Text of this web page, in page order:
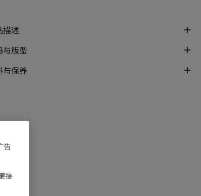
描述
与版型
与保养
告
接